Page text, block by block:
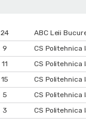
24 ABC Leii
9 CS Politehnica
11 CS Politehnica
15 CS Politehnica
5 CS Politehnica
3 CS Politehnica